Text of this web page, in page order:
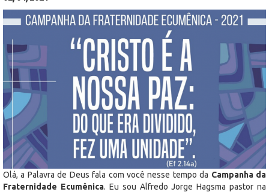
Olá, a Palavra de Deus fala com você nesse tempo da Campanha da
Fraternidade Ecumênica. Eu sou Alfredo Jorge Hagsma pastor na